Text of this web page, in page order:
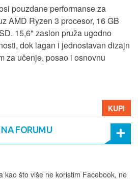
pouzdane performanse za
AMD Ryzen 3 procesor, 16 GB
15,6" zaslon pruža ugodno
dok lagan i jednostavan dizajn
za učenje, posao i osnovnu
KUPI
FORUMU
kao što više ne koristim Facebook, ne